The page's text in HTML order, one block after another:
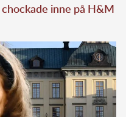
inne på H&M